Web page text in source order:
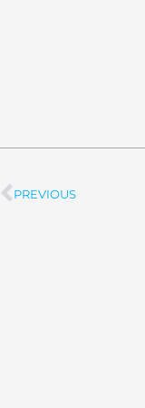
Prev
PREVIOUS